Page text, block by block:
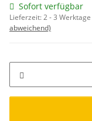
Sofort verfügbar
Lieferzeit:2 - 3 Werktage
abweichend)